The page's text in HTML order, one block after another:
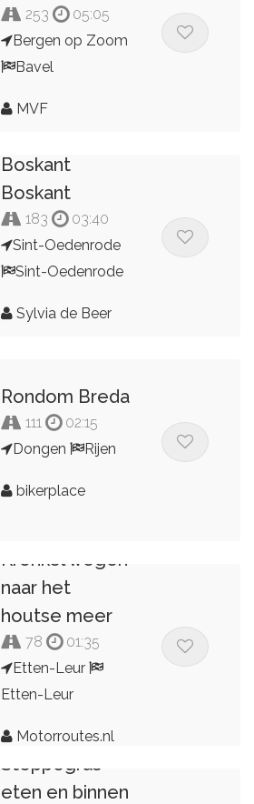
253
05:05
Bergen op Zoom
Bavel
MVF
Boskant
Boskant
183
03:40
Sint-Oedenrode
Sint-Oedenrode
Sylvia de Beer
Rondom Breda
111
02:15
Dongen
Rijen
bikerplace
Kronkel wegen
naar het
houtse meer
78
01:35
Etten-Leur
Etten-Leur
Motorroutes.nl
Steppegras
eten en binnen